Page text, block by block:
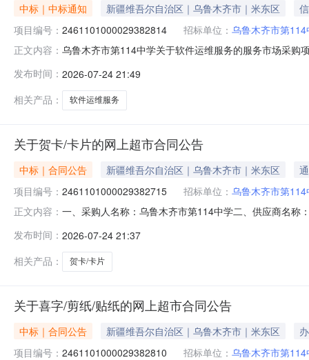
中标｜中标通知 新疆维吾尔自治区｜乌鲁木齐市｜米东区
项目编号： 2461101000029382814 招标单位： 乌鲁木齐市第114
正文内容： 乌鲁木齐市第114中学关于软件运维服务的服务市场采
码:650109项目所在行政区划名称:新疆维吾尔自治区乌
发布时间： 2026-07-24 21:49
相关产品：
软件运维服务
关于贺卡/卡片的网上超市合同公告
中标｜合同公告 新疆维吾尔自治区｜乌鲁木齐市｜米东区
项目编号： 2461101000029382715 招标单位： 乌鲁木齐市第114
正文内容： 一、采购人名称：乌鲁木齐市第114中学二、供应商名称
品牌无型号张5000.001.57500服务要求或标的基本概况
发布时间： 2026-07-24 21:37
相关产品：
贺卡/卡片
关于喜字/剪纸/贴纸的网上超市合同公告
中标｜合同公告 新疆维吾尔自治区｜乌鲁木齐市｜米东区
项目编号： 2461101000029382810 招标单位： 乌鲁木齐市第114